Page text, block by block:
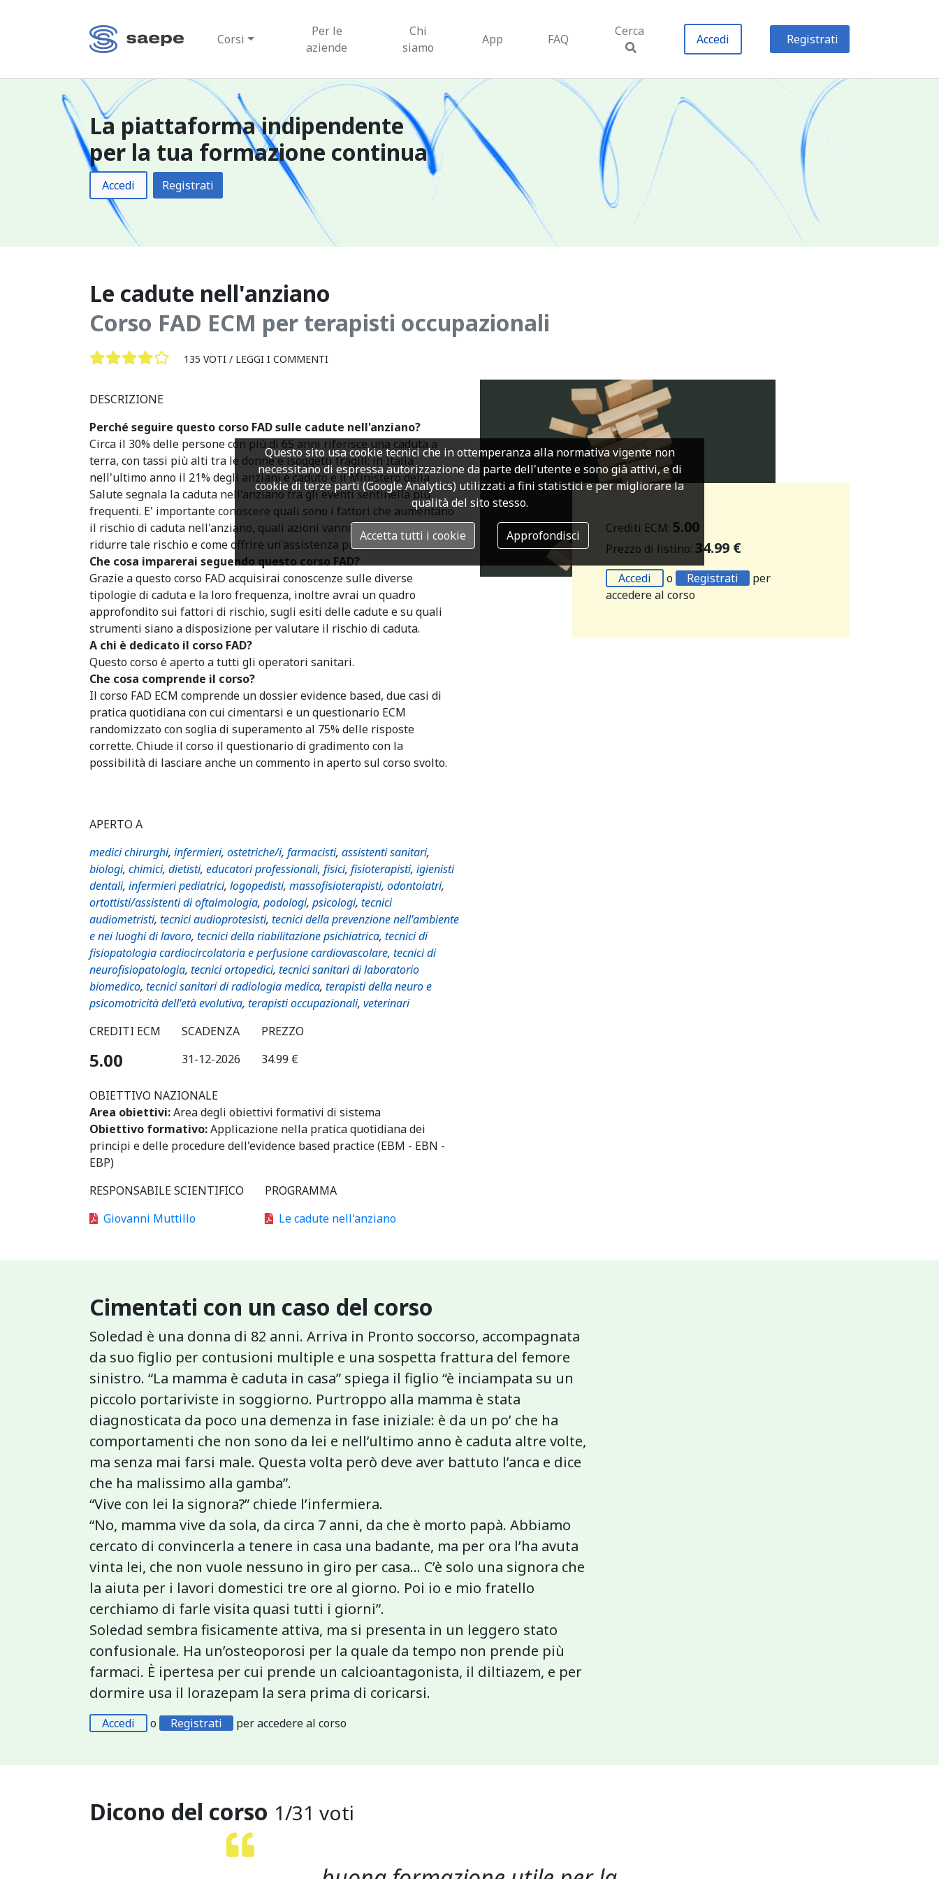
Corsi
Per le
aziende
Chi
siamo
App FAQ
Cerca
Accedi Registrati
La piattaforma indipendente
per la tua formazione continua
Accedi Registrati
Le cadute nell'anziano
Corso FAD ECM per terapisti occupazionali
135 VOTI / LEGGI I COMMENTI
DESCRIZIONE
Perché seguire questo corso FAD sulle cadute nell'anziano?
Circa il 30% delle persone con più di 65 anni riferisce una caduta a
terra, con tassi più alti tra le donne e isoggetti fragili; in Italia
nell'ultimo anno il 21% degli anziani è caduto e il Ministero della
Salute segnala la caduta nell'anziano tra gli eventi sentinella più
frequenti. E' importante conoscere quali sono i fattori che aumentano
il rischio di caduta nell'anziano, quali azioni vanno intraprese per
ridurre tale rischio e come offrire un'assistenza precoce.
Che cosa imparerai seguendo questo corso FAD?
Grazie a questo corso FAD acquisirai conoscenze sulle diverse
tipologie di caduta e la loro frequenza, inoltre avrai un quadro
approfondito sui fattori di rischio, sugli esiti delle cadute e su quali
strumenti siano a disposizione per valutare il rischio di caduta.
A chi è dedicato il corso FAD?
Questo corso è aperto a tutti gli operatori sanitari.
Che cosa comprende il corso?
Il corso FAD ECM comprende un dossier evidence based, due casi di
pratica quotidiana con cui cimentarsi e un questionario ECM
randomizzato con soglia di superamento al 75% delle risposte
corrette. Chiude il corso il questionario di gradimento con la
possibilità di lasciare anche un commento in aperto sul corso svolto.
APERTO A
medici chirurghi, infermieri, ostetriche/i, farmacisti, assistenti sanitari,
biologi, chimici, dietisti, educatori professionali, fisici, fisioterapisti, igienisti
dentali, infermieri pediatrici, logopedisti, massofisioterapisti, odontoiatri,
ortottisti/assistenti di oftalmologia, podologi, psicologi, tecnici
audiometristi, tecnici audioprotesisti, tecnici della prevenzione nell'ambiente
e nei luoghi di lavoro, tecnici della riabilitazione psichiatrica, tecnici di
fisiopatologia cardiocircolatoria e perfusione cardiovascolare, tecnici di
neurofisiopatologia, tecnici ortopedici, tecnici sanitari di laboratorio
biomedico, tecnici sanitari di radiologia medica, terapisti della neuro e
psicomotricità dell'età evolutiva, terapisti occupazionali, veterinari
CREDITI ECM
5.00
SCADENZA
31-12-2026
PREZZO
34.99 €
OBIETTIVO NAZIONALE
Area obiettivi:Area degli obiettivi formativi di sistema
Obiettivo formativo:Applicazione nella pratica quotidiana dei
principi e delle procedure dell'evidence based practice (EBM - EBN -
EBP)
RESPONSABILE SCIENTIFICO
Giovanni Muttillo
PROGRAMMA
Le cadute nell'anziano
Crediti ECM: 5.00
Prezzo di listino: 34.99 €
Accedi o Registrati
per
accedere al corso
Cimentati con un caso del corso
Soledad è una donna di 82 anni. Arriva in Pronto soccorso, accompagnata
da suo figlio per contusioni multiple e una sospetta frattura del femore
sinistro. “La mamma è caduta in casa” spiega il figlio “è inciampata su un
piccolo portariviste in soggiorno. Purtroppo alla mamma è stata
diagnosticata da poco una demenza in fase iniziale: è da un po’ che ha
comportamenti che non sono da lei e nell’ultimo anno è caduta altre volte,
ma senza mai farsi male. Questa volta però deve aver battuto l’anca e dice
che ha malissimo alla gamba”.
“Vive con lei la signora?” chiede l’infermiera.
“No, mamma vive da sola, da circa 7 anni, da che è morto papà. Abbiamo
cercato di convincerla a tenere in casa una badante, ma per ora l’ha avuta
vinta lei, che non vuole nessuno in giro per casa... C’è solo una signora che
la aiuta per i lavori domestici tre ore al giorno. Poi io e mio fratello
cerchiamo di farle visita quasi tutti i giorni”.
Soledad sembra fisicamente attiva, ma si presenta in un leggero stato
confusionale. Ha un’osteoporosi per la quale da tempo non prende più
farmaci. È ipertesa per cui prende un calcioantagonista, il diltiazem, e per
dormire usa il lorazepam la sera prima di coricarsi.
Accedi o Registrati per accedere al corso
Dicono del corso 1/31 voti
Questo sito usa cookie tecnici che in ottemperanza alla normativa vigente non
necessitano di espressa autorizzazione da parte dell'utente e sono già attivi, e di
cookie di terze parti (Google Analytics) utilizzati a fini statistici e per migliorare la
qualità del sito stesso.
Accetta tutti i cookie Approfondisci